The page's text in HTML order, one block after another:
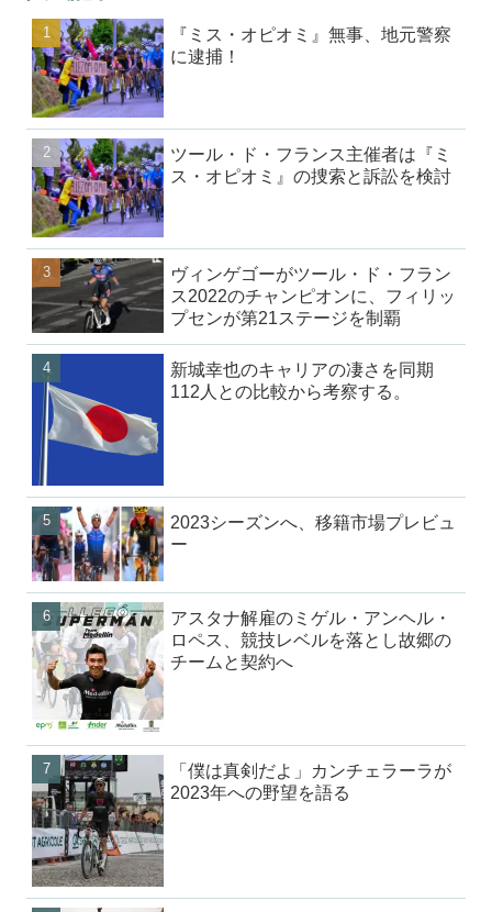
『ミス・オピオミ』無事、地元警察
に逮捕！
ツール・ド・フランス主催者は『ミ
ス・オピオミ』の捜索と訴訟を検討
ヴィンゲゴーがツール・ド・フラン
ス2022のチャンピオンに、フィリッ
プセンが第21ステージを制覇
新城幸也のキャリアの凄さを同期
112人との比較から考察する。
2023シーズンへ、移籍市場プレビュ
ー
アスタナ解雇のミゲル・アンヘル・
ロペス、競技レベルを落とし故郷の
チームと契約へ
「僕は真剣だよ」カンチェラーラが
2023年への野望を語る